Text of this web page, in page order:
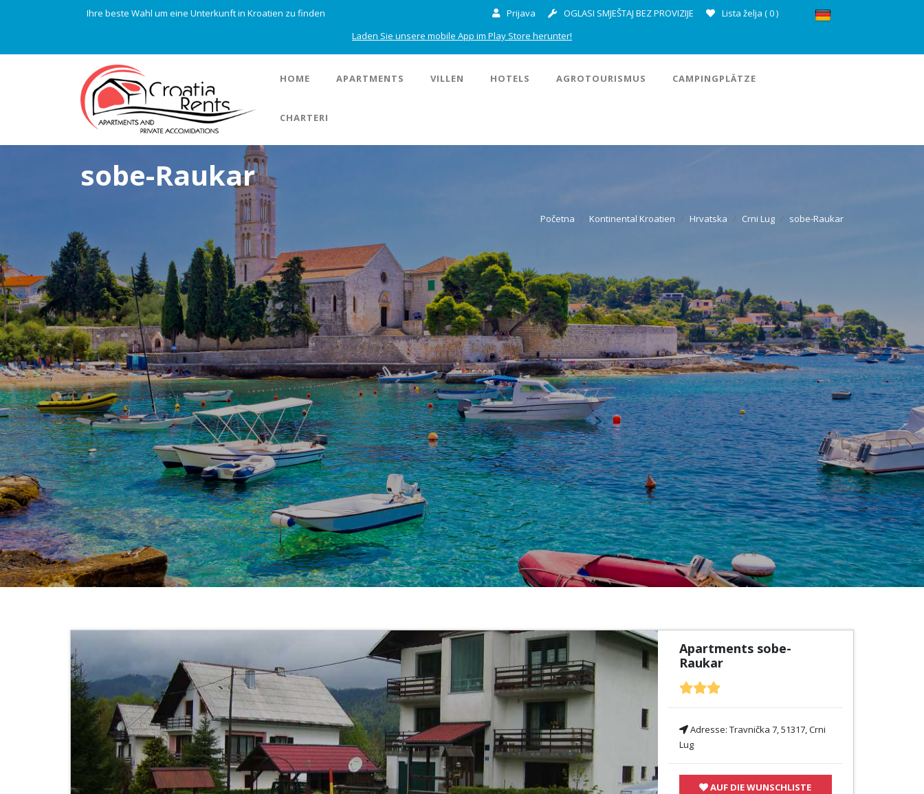
Ihre beste Wahl um eine Unterkunft in Kroatien zu finden Prijava OGLASI SMJEŠTAJ BEZ PROVIZIJE Lista želja (0)
Laden Sie unsere mobile App im Play Store herunter!
HOME APARTMENTS VILLEN HOTELS AGROTOURISMUS CAMPINGPLÄTZE
CHARTERI
sobe-Raukar
Početna Kontinental Kroatien Hrvatska Crni Lug sobe-Raukar
Apartments sobe-
Raukar
Adresse: Travnička 7, 51317, Crni
Lug
AUF DIE WUNSCHLISTE